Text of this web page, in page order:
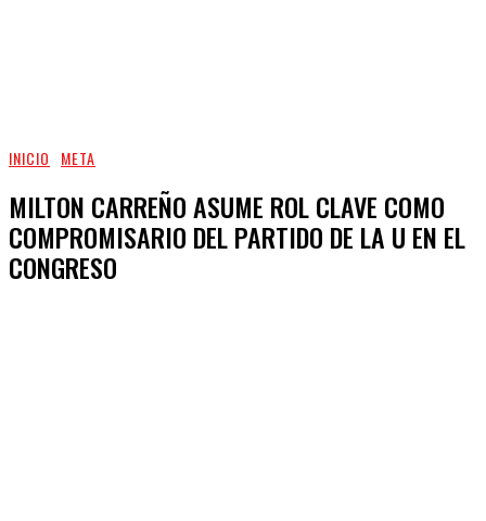
INICIO META
MILTON CARREÑO ASUME ROL CLAVE COMO
COMPROMISARIO DEL PARTIDO DE LA U EN EL
CONGRESO